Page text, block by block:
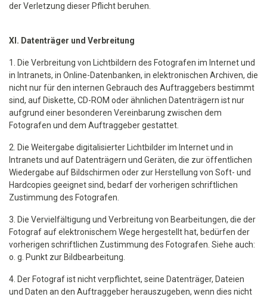
der Verletzung dieser Pflicht beruhen.
XI. Datenträger und Verbreitung
1. Die Verbreitung von Lichtbildern des Fotografen im Internet und
in Intranets, in Online-Datenbanken, in elektronischen Archiven, die
nicht nur für den internen Gebrauch des Auftraggebers bestimmt
sind, auf Diskette, CD-ROM oder ähnlichen Datenträgern ist nur
aufgrund einer besonderen Vereinbarung zwischen dem
Fotografen und dem Auftraggeber gestattet.
2. Die Weitergabe digitalisierter Lichtbilder im Internet und in
Intranets und auf Datenträgern und Geräten, die zur öffentlichen
Wiedergabe auf Bildschirmen oder zur Herstellung von Soft- und
Hardcopies geeignet sind, bedarf der vorherigen schriftlichen
Zustimmung des Fotografen.
3. Die Vervielfältigung und Verbreitung von Bearbeitungen, die der
Fotograf auf elektronischem Wege hergestellt hat, bedürfen der
vorherigen schriftlichen Zustimmung des Fotografen. Siehe auch:
o. g. Punkt zur Bildbearbeitung.
4. Der Fotograf ist nicht verpflichtet, seine Datenträger, Dateien
und Daten an den Auftraggeber herauszugeben, wenn dies nicht